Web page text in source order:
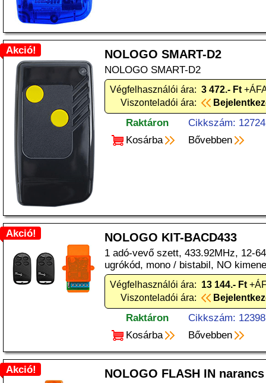
Akció! NOLOGO SMART-D2
NOLOGO SMART-D2
Végfelhasználói ára: 3 472.- Ft
Viszonteladói ára:
Raktáron
Cikkszám:
Kosárba
Bővebben
Akció! NOLOGO KIT-BACD433
1 adó-vevő szett, 433.92MHz, 12-
ugrókód, mono / bistabil, NO
Végfelhasználói ára: 13 144.- Ft
Viszonteladói ára:
Raktáron
Cikkszám:
Kosárba
Bővebben
Akció! NOLOGO FLASH IN narancs